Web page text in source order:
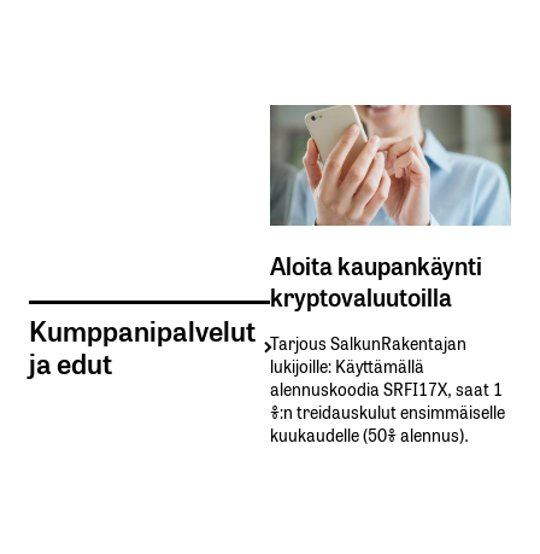
Kumppanipalvelut
ja edut
Aloita kaupankäynti
kryptovaluutoilla
Tarjous SalkunRakentajan
lukijoille: Käyttämällä​ ​
alennuskoodia​ ​SRFI17X,​ ​saat​ ​1
%:n treidauskulut​ ​ensimmäiselle​ ​
kuukaudelle​ ​(50%​ ​alennus).